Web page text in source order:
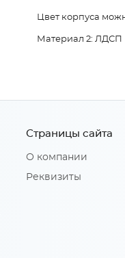
Цвет корпуса
Материал 2: ЛДСП
Страницы сайта
О компании
Реквизиты